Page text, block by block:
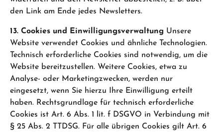
den Link am Ende jedes Newsletters.
13. Cookies und Einwilligungsverwaltung Unsere
Website verwendet Cookies und ähnliche Technologien.
Technisch erforderliche Cookies sind notwendig, um die
Website bereitzustellen. Weitere Cookies, etwa zu
Analyse- oder Marketingzwecken, werden nur
eingesetzt, wenn Sie hierzu Ihre Einwilligung erteilt
haben. Rechtsgrundlage für technisch erforderliche
Cookies ist Art. 6 Abs. 1 lit. f DSGVO in Verbindung mit
§ 25 Abs. 2 TTDSG. Für alle übrigen Cookies gilt Art. 6